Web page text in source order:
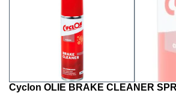
Cyclon OLIE BRAKE CLEANER